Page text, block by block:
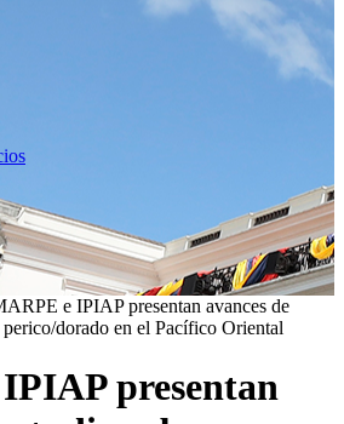
e IPIAP presentan avances de
dorado en el Pacífico Oriental
presentan